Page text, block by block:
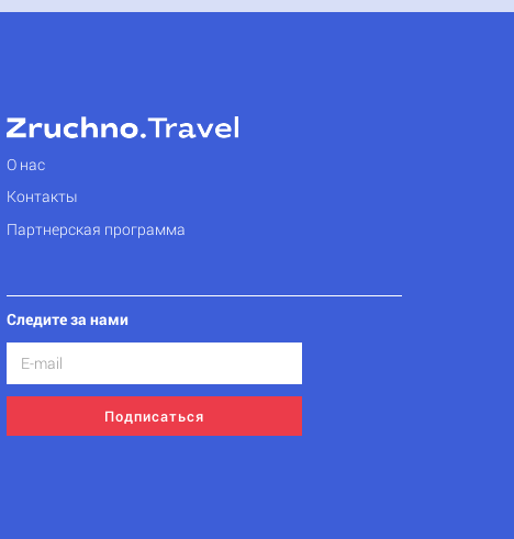
О нас
Контакты
Партнерская программа
Следите за нами
Подписаться